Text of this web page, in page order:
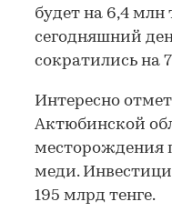
будет на 6,4
сегодняшний
сократились на
Интересно
Актюбинской
месторождения
меди.
195 млрд тенге.